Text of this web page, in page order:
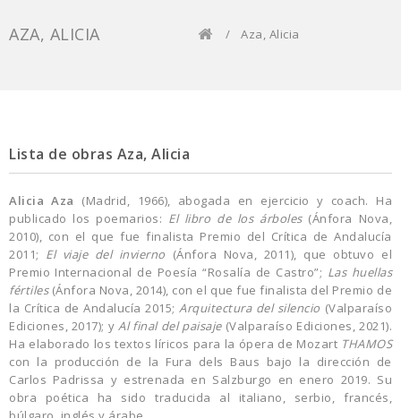
AZA, ALICIA / Aza, Alicia
Lista de obras Aza, Alicia
Alicia Aza (Madrid, 1966), abogada en ejercicio y coach. Ha
publicado los poemarios: El libro de los árboles(Ánfora Nova,
2010), con el que fue finalista Premio del Crítica de Andalucía
2011; El viaje del invierno (Ánfora Nova, 2011), que obtuvo el
Premio Internacional de Poesía “Rosalía de Castro”; Las huellas
fértiles(Ánfora Nova, 2014), con el que fue finalista del Premio de
la Crítica de Andalucía 2015;Arquitectura del silencio (Valparaíso
Ediciones, 2017); yAl final del paisaje(Valparaíso Ediciones, 2021).
Ha elaborado los textos líricos para la ópera de Mozart THAMOS
con la producción de la Fura dels Baus bajo la dirección de
Carlos Padrissa y estrenada en Salzburgo en enero 2019. Su
obra poética ha sido traducida al italiano, serbio, francés,